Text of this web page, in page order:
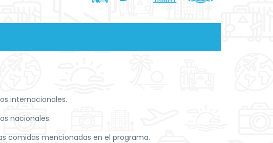
internacionales.
nacionales.
comidas mencionadas en el programa.